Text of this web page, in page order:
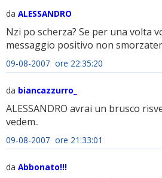
da ALESSANDRO
Nzi po scherza? Se per una volta
messaggio positivo non
09-08-2007 ore 22:35:20
da biancazzurro_
ALESSANDRO avrai un brusco
vedem..
09-08-2007 ore 21:33:01
da Abbonato!!!